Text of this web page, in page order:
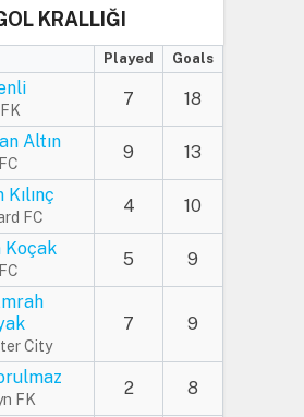
KRALLIĞI
Played Goals
7 18
Altın
9 13
FC
4 10
Koçak
5 9
City
7 9
FK
2 8